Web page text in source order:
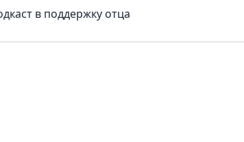
в поддержку отца